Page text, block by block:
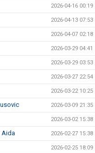
2026-04-16 00:19
2026-04-13 07:53
2026-04-07 02:18
2026-03-29 04:41
2026-03-29 03:53
2026-03-27 22:54
2026-03-22 10:25
2026-03-09 21:35
2026-03-02 15:38
Aida 2026-02-27 15:38
2026-02-25 18:09